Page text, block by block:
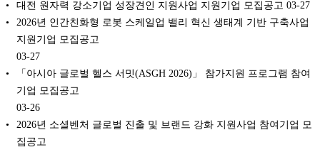
대전 원자력 강소기업 성장견인 지원사업 지원기업 모집공고 03-27
2026년 인간친화형 로봇 스케일업 밸리 혁신 생태계 기반 구축사업
지원기업 모집공고
03-27
「아시아 글로벌 헬스 서밋(ASGH 2026)」 참가지원 프로그램 참여
기업 모집공고
03-26
2026년 소셜벤처 글로벌 진출 및 브랜드 강화 지원사업 참여기업 모
집공고